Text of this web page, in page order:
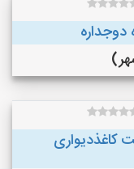
کاغذدیواری